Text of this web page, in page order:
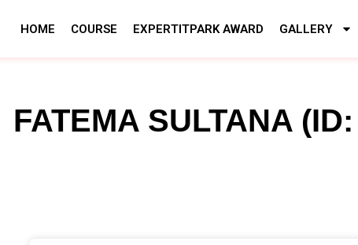
HOME COURSE EXPERTITPARK AWARD GALLERY
FATEMA SULTANA